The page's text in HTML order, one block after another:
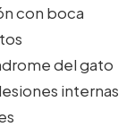
con boca
del gato
internas